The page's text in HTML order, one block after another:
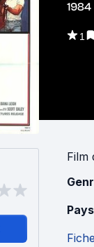
1984
1
Film